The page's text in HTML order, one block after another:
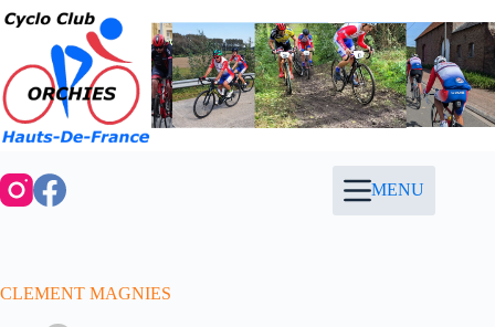
Passer
au
contenu
MENU
CLEMENT MAGNIES